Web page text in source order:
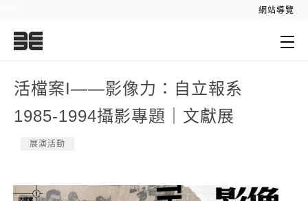
網站導覽
活檔案I——影像力：自立報系
1985-1994攝影專題｜文獻展
展演活動